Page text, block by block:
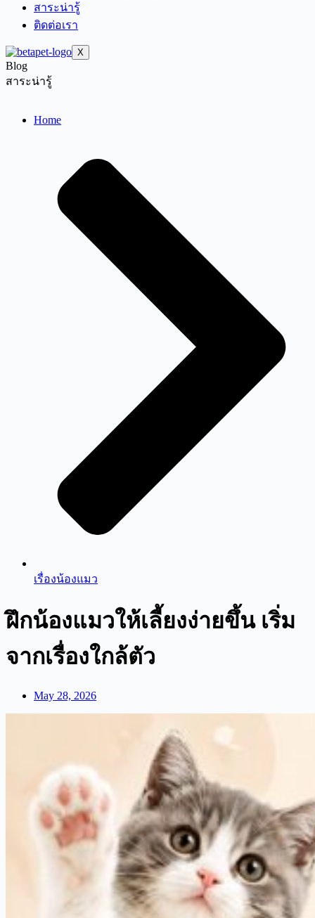
สาระน่ารู้
ติดต่อเรา
X
Blog
สาระน่ารู้
Home
เรื่องน้องแมว
ฝึกน้องแมวให้เลี้ยงง่ายขึ้น เริ่ม
จากเรื่องใกล้ตัว
May 28, 2026